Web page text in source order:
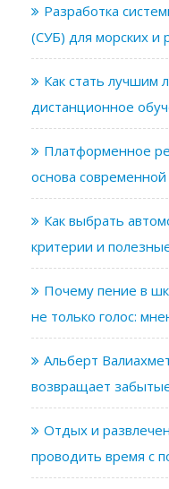
Разработка
(СУБ) для морских и
Как стать лучшим
дистанционное
Платформенное
основа
Как выбрать
критерии и
Почему пение в
не только голос:
Альберт
возвращает
Отдых и
проводить время с